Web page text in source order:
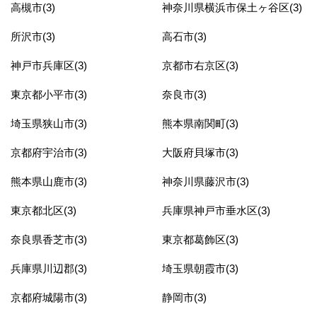
高槻市(3) 神奈川県横浜市保土ヶ谷区(3)
所沢市(3) 高石市(3)
神戸市兵庫区(3) 京都市右京区(3)
東京都小平市(3) 奈良市(3)
埼玉県狭山市(3) 熊本県南関町(3)
京都府宇治市(3) 大阪府貝塚市(3)
熊本県山鹿市(3) 神奈川県藤沢市(3)
東京都北区(3) 兵庫県神戸市垂水区(3)
奈良県香芝市(3) 東京都葛飾区(3)
兵庫県川辺郡(3) 埼玉県朝霞市(3)
京都府城陽市(3) 静岡市(3)